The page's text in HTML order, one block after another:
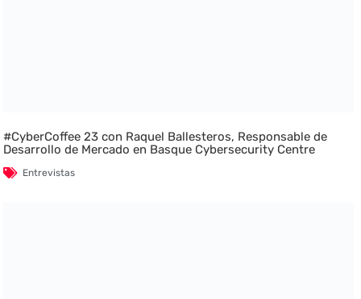
#CyberCoffee 23 con Raquel Ballesteros, Responsable de
Desarrollo de Mercado en Basque Cybersecurity Centre
Entrevistas